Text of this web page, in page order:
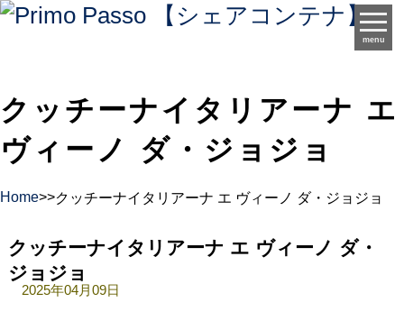
menu
クッチーナイタリアーナ エ
ヴィーノ ダ・ジョジョ
Home>>クッチーナイタリアーナ エ ヴィーノ ダ・ジョジョ
クッチーナイタリアーナ エ ヴィーノ ダ・
ジョジョ
2025年04月09日